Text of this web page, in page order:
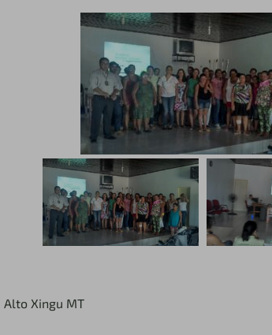
Alto Xingu MT